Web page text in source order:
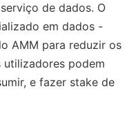
de dados. O
em dados -
AMM para reduzir os
utilizadores podem
e fazer stake de